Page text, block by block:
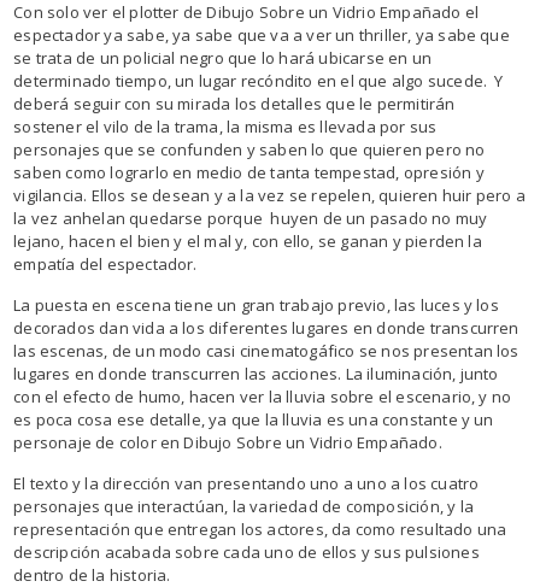
Con solo ver el plotter de Dibujo Sobre un Vidrio Empañado el
espectador ya sabe, ya sabe que va a ver un thriller, ya sabe que
se trata de un policial negro que lo hará ubicarse en un
determinado tiempo, un lugar recóndito en el que algo sucede. Y
deberá seguir con su mirada los detalles que le permitirán
sostener el vilo de la trama, la misma es llevada por sus
personajes que se confunden y saben lo que quieren pero no
saben como lograrlo en medio de tanta tempestad, opresión y
vigilancia. Ellos se desean y a la vez se repelen, quieren huir pero a
la vez anhelan quedarse porque huyen de un pasado no muy
lejano, hacen el bien y el mal y, con ello, se ganan y pierden la
empatía del espectador.
La puesta en escena tiene un gran trabajo previo, las luces y los
decorados dan vida a los diferentes lugares en donde transcurren
las escenas, de un modo casi cinematogáfico se nos presentan los
lugares en donde transcurren las acciones. La iluminación, junto
con el efecto de humo, hacen ver la lluvia sobre el escenario, y no
es poca cosa ese detalle, ya que la lluvia es una constante y un
personaje de color en Dibujo Sobre un Vidrio Empañado.
El texto y la dirección van presentando uno a uno a los cuatro
personajes que interactúan, la variedad de composición, y la
representación que entregan los actores, da como resultado una
descripción acabada sobre cada uno de ellos y sus pulsiones
dentro de la historia.